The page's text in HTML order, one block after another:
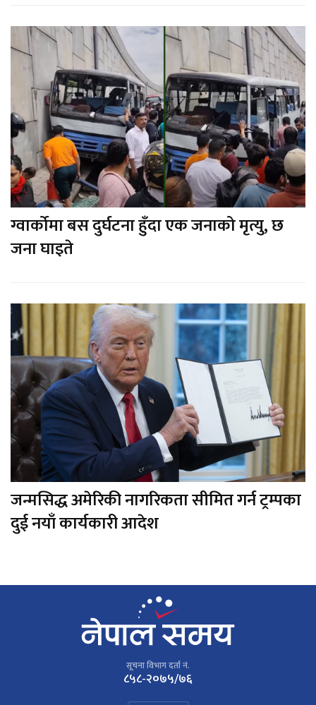
ग्वार्कोमा बस दुर्घटना हुँदा एक जनाको मृत्यु, छ
जना घाइते
जन्मसिद्ध अमेरिकी नागरिकता सीमित गर्न ट्रम्पका
दुई नयाँ कार्यकारी आदेश
सूचना विभाग दर्ता नं.
८५८-२०७५/७६